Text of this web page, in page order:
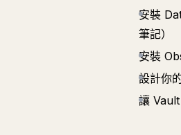
安裝
筆記）
安裝
設計你
讓